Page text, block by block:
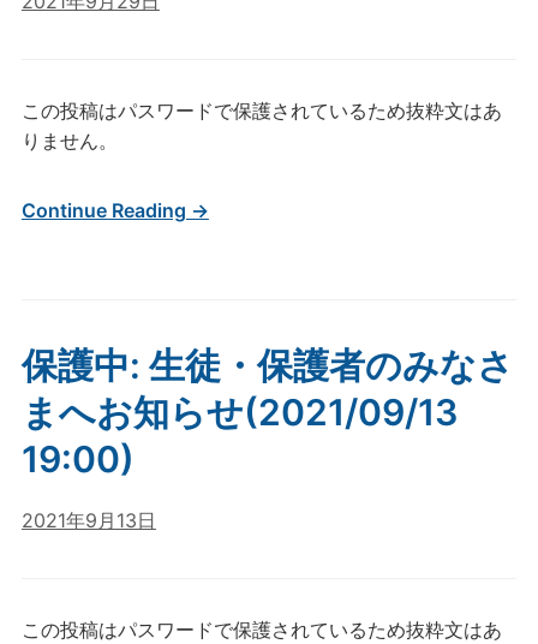
この投稿はパスワードで保護されているため抜粋文はあ
りません。
Continue Reading →
保護中: 生徒・保護者のみなさ
まへお知らせ(2021/09/13
19:00)
2021年9月13日
この投稿はパスワードで保護されているため抜粋文はあ